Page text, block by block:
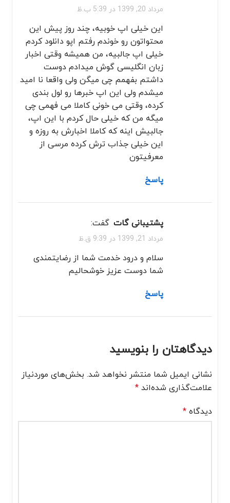
مرداد 20, 1399 در 5:39 ب.ظ
این خیلی اپ خوبیه، چند روز پیش این
محتواتون رو خوندم رفتم اپو دانلود کردم
خیلی اپ جالبیه، من همیشه وقتی اخبار
زبان انگلیسی گوش میدادم دوست
داشتم بفهمم چی میگن ولی واقعا نا امید
میشدم ولی این اپ خبرها رو لول بندی
کرده، وقتی می خونی کاملا می فهمی چی
میگه من که خیلی حال کردم با این اپ،
جالبیش اینه که کاملا اخبارش به روزه و
این خیلی جذاب ترش کرده مرسی از
معرفیتون
پاسخ
پشتیبانی گات گفت:
مرداد 21, 1399 در 9:39 ق.ظ
سلام و درود خدمت شما از رضایتمندی
شما دوست عزیز خوشحالیم
پاسخ
دیدگاهتان را بنویسید
نشانی ایمیل شما منتشر نخواهد شد. بخش‌های موردنیاز
علامت‌گذاری شده‌اند *
دیدگاه *